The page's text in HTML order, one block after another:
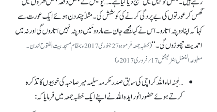
گھس کر عورتوں کی بے پردگی کرنے کی کوشش کی۔ مثلاً چند دن ہوئے ایک عورت سے
کہا کہ اپنا دوپٹہ اتارو۔ اس نے کہا مجھے جان سے ماردو مَیں دوپٹہ نہیں اتاروں گی اور نہ میں
احمدیت چھوڑوں گی۔ ‘‘
(خطبہ جمعہ فرمودہ 27جنوری 2017ء بمقام مسجدبیت الفتوح لندن۔
مطبوعہ الفضل انٹرنیشنل 17؍فروری 2017ء)
… لجنہ اماءاللہ کراچی کی سابق صدرمکرمہ سلیمہ میر صاحبہ کی خوبیوں کا تذکرہ
کرتے ہوئے حضورانور ایدہ اللہ نے اپنے ایک خطبہ جمعہ میں فرمایا کہ: